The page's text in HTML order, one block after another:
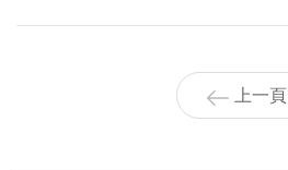
上一頁